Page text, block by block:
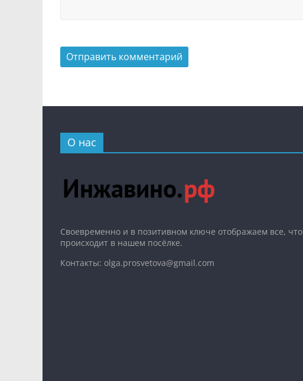
О нас
Cвоевременно и в позитивном ключе отображаем все, что
происходит в нашем посёлке.
Контакты: olga.prosvetova@gmail.com